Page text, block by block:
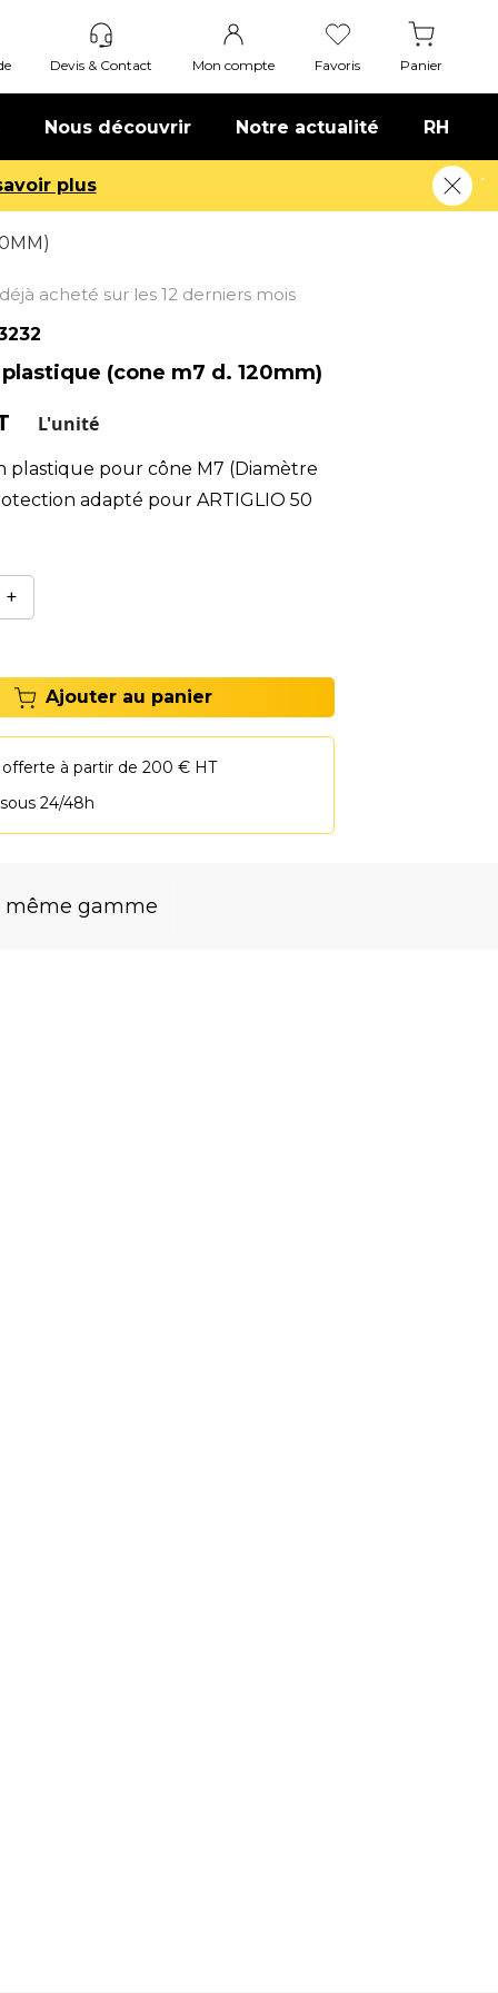
Devis & Contact Mon compte Favoris Panier
Nous découvrir Notre actualité RH
acheté sur les 12 derniers mois
(cone m7 d. 120mm)
L'unité
plastique pour cône M7 (Diamètre
adapté pour ARTIGLIO 50
+
Ajouter au panier
offerte à partir de 200 € HT
24/48h
même gamme